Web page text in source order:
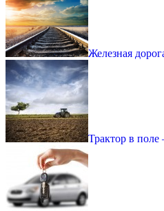
Железная
Трактор в